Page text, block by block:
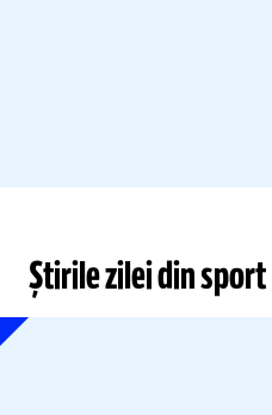
Știrile zilei din sport